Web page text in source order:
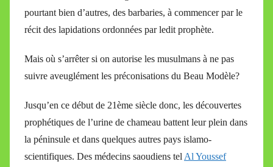
pourtant bien d’autres, des barbaries, à commencer par le
récit des lapidations ordonnées par ledit prophète.
Mais où s’arrêter si on autorise les musulmans à ne pas
suivre aveuglément les préconisations du Beau Modèle?
Jusqu’en ce début de 21ème siècle donc, les découvertes
prophétiques de l’urine de chameau battent leur plein dans
la péninsule et dans quelques autres pays islamo-
scientifiques. Des médecins saoudiens tel Al Youssef